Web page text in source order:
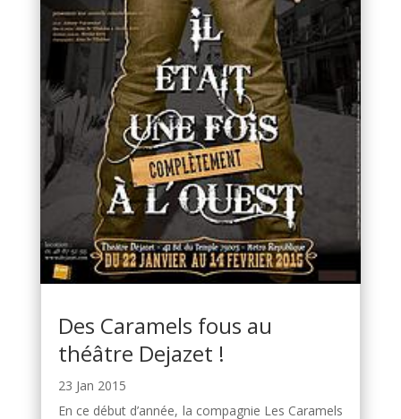
Des Caramels fous au
théâtre Dejazet !
23 Jan 2015
En ce début d’année, la compagnie Les Caramels